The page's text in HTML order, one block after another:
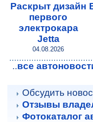
Раскрыт дизайн
первого
электрокара
Jetta
04.08.2026
..все
Обсудить
Отзывы
Фотокаталог